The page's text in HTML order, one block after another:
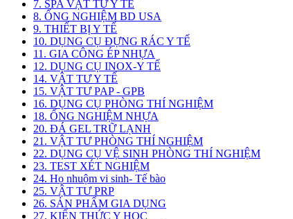
7. SPA VẬT TƯ Y TẾ
8. ỐNG NGHIỆM BD USA
9. THIẾT BỊ Y TẾ
10. DỤNG CỤ ĐỰNG RÁC Y TẾ
11. GIA CÔNG ÉP NHỰA
12. DỤNG CỤ INOX-Y TẾ
14. VẬT TƯ Y TẾ
15. VẬT TƯ PAP - GPB
16. DỤNG CỤ PHÒNG THÍ NGHIỆM
18. ỐNG NGHIỆM NHỰA
20. ĐÁ GEL TRỮ LẠNH
21. VẬT TƯ PHÒNG THÍ NGHIỆM
22. DỤNG CỤ VỆ SINH PHÒNG THÍ NGHIỆM
23. TEST XÉT NGHIỆM
24. Họ nhuộm vi sinh- Tế bào
25. VẬT TƯ PRP
26. SẢN PHẨM GIA DỤNG
27. KIẾN THỨC Y HỌC